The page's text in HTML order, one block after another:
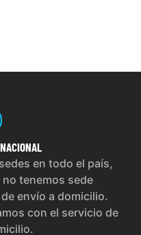
en todo el país,
tenemos sede
envío a domicilio.
con el servicio de